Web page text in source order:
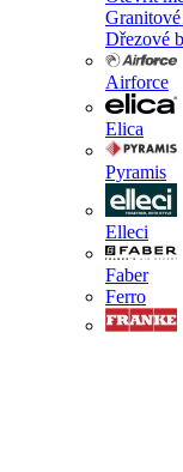
Dřezové
Airforce
Elica
Pyramis
Elleci
Faber
Ferro